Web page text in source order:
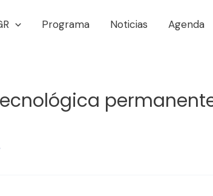
Programa Noticias Agenda